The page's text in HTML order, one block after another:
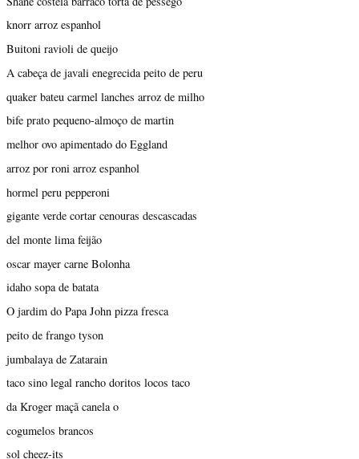
knorr arroz espanhol
Buitoni ravioli de queijo
A cabeça de javali enegrecida peito de peru
quaker bateu carmel lanches arroz de milho
bife prato pequeno-almoço de martin
melhor ovo apimentado do Eggland
arroz por roni arroz espanhol
hormel peru pepperoni
gigante verde cortar cenouras descascadas
del monte lima feijão
oscar mayer carne Bolonha
idaho sopa de batata
O jardim do Papa John pizza fresca
peito de frango tyson
jumbalaya de Zatarain
taco sino legal rancho doritos locos taco
da Kroger maçã canela o
cogumelos brancos
sol cheez-its